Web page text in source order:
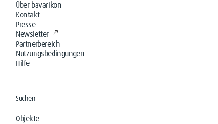
Über bavarikon
Kontakt
Presse
Newsletter
Partnerbereich
Nutzungsbedingungen
Hilfe
Suchen
Objekte